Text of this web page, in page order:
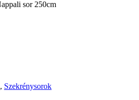
, Szekrénysorok